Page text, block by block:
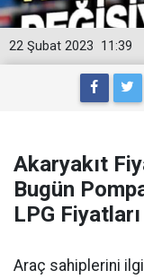
11:39
22 Şubat 2023
Akaryakıt
Bugün
LPG
Araç sahiplerini